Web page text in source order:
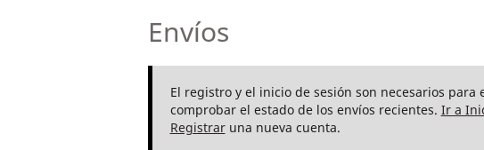
Envíos
El registro y el inicio de sesión son necesarios
comprobar el estado de los envíos recientes. Ir a
Registraruna nueva cuenta.